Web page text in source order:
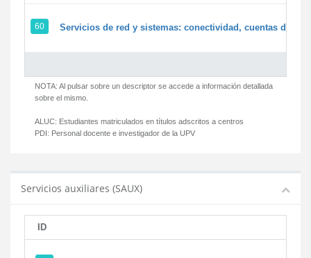
60 Servicios de red y sistemas: conectividad, cuentas de
NOTA: Al pulsar sobre un descriptor se accede a información detallada
sobre el mismo.
ALUC: Estudiantes matriculados en títulos adscritos a centros
PDI: Personal docente e investigador de la UPV
Servicios auxiliares (SAUX)
ID